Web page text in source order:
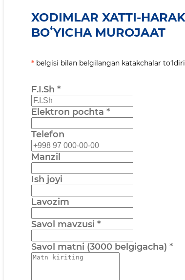
XODIMLAR XATTI-
BOʻYICHA MUROJAAT
* belgisi bilan belgilangan katakchalar
F.I.Sh *
Elektron pochta *
Telefon
Manzil
Ish joyi
Lavozim
Savol mavzusi *
Savol matni (3000 belgigacha) *